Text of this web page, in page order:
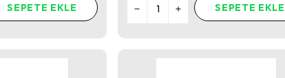
SEPETE EKLE SEPETE EKLE